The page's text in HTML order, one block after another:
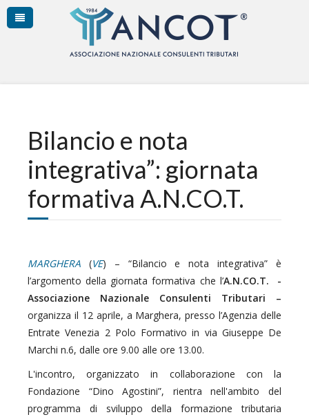
Bilancio e nota
integrativa”: giornata
formativa A.N.CO.T.
MARGHERA (VE) – “Bilancio e nota integrativa” è
l’argomento della giornata formativa che l’A.N.CO.T. -
Associazione Nazionale Consulenti Tributari –
organizza il 12 aprile, a Marghera, presso l’Agenzia delle
Entrate Venezia 2 Polo Formativo in via Giuseppe De
Marchi n.6, dalle ore 9.00 alle ore 13.00.
L'incontro, organizzato in collaborazione con la
Fondazione “Dino Agostini”, rientra nell'ambito del
programma di sviluppo della formazione tributaria